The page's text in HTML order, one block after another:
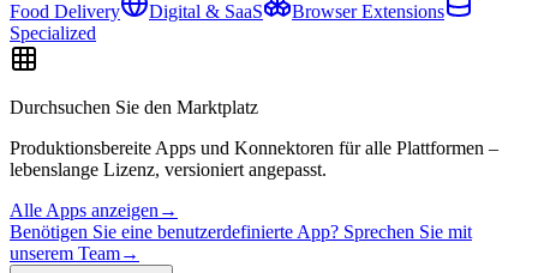
Food Delivery
Digital & SaaS
Browser Extensions
Specialized
Durchsuchen Sie den Marktplatz
Produktionsbereite Apps und Konnektoren für alle Plattformen –
lebenslange Lizenz, versioniert angepasst.
Alle Apps anzeigen →
Benötigen Sie eine benutzerdefinierte App? Sprechen Sie mit
unserem Team→